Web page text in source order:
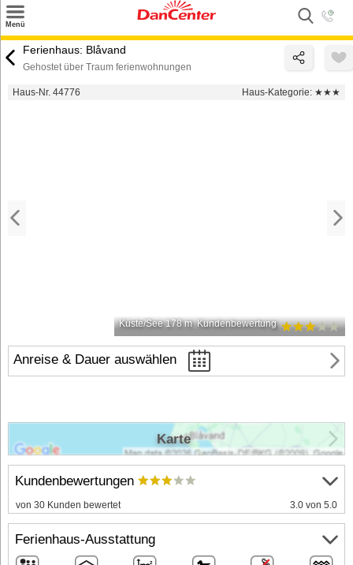
Menü
Suchen
Ferienhaus: Blåvand
Gehostet über Traum ferienwohnungen
Haus-Nr. 44776 Haus-Kategorie: ★★★
Küste/See 178 m Kundenbewertung
Anreise & Dauer auswählen
Kundenbewertungen
von 30 Kunden bewertet 3.0 von 5.0
Ferienhaus-Ausstattung
Karte